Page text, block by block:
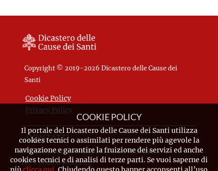
Copyright © 2019-2026 Dicastero delle Cause dei
Santi
Cookie Policy
Privacy Policy
CONTATTI
Piazza Pio XII, 10 - 00120 Città del Vaticano
Tel. +39.06.698.842.44
COOKIE POLICY
Il portale del Dicastero delle Cause dei Santi utilizza
cookies tecnici o assimilati per rendere più agevole la
navigazione e garantire la fruizione dei servizi ed anche
cookies tecnici e di analisi di terze parti. Se vuoi saperne di